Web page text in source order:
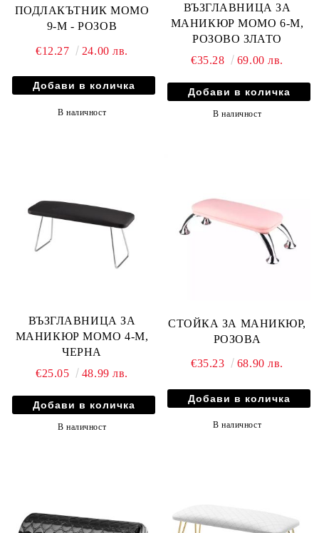
ПОДЛАКЪТНИК MOMO
9-M - РОЗОВ
€12.27 24.00 лв.
В наличност
ВЪЗГЛАВНИЦА ЗА
МАНИКЮР MOMO 6-M,
РОЗОВО ЗЛАТО
€35.28
69.00 лв.
В наличност
ВЪЗГЛАВНИЦА ЗА
МАНИКЮР MOMO 4-M,
ЧЕРНА
€25.05
48.99 лв.
В наличност
СТОЙКА ЗА МАНИКЮР,
РОЗОВА
€35.23 68.90 лв.
В наличност